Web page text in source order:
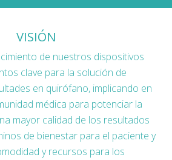
VISIÓN
de nuestros dispositivos
clave para la solución de
en quirófano, implicando en
médica para potenciar la
mayor calidad de los resultados
de bienestar para el paciente y
y recursos para los